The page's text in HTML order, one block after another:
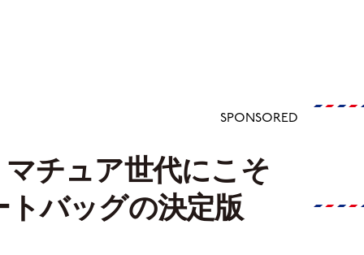
SPONSORED
チュア世代にこそ
バッグの決定版